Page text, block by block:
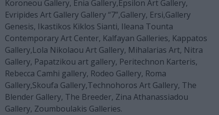
Koroneou Gallery, Enia Gallery,Epsilon Art Gallery,
Evripides Art Gallery Gallery “7”,Gallery, Ersi,Gallery
Genesis, Ikastikos Kiklos Sianti, Ileana Tounta
Contemporary Art Center, Kalfayan Galleries, Kappatos
Gallery,Lola Nikolaou Art Gallery, Mihalarias Art, Nitra
Gallery, Papatzikou art gallery, Peritechnon Karteris,
Rebecca Camhi gallery, Rodeo Gallery, Roma
Gallery,Skoufa Gallery,Technohoros Art Gallery, The
Blender Gallery, The Breeder, Zina Athanassiadou
Gallery, Zoumboulakis Galleries.